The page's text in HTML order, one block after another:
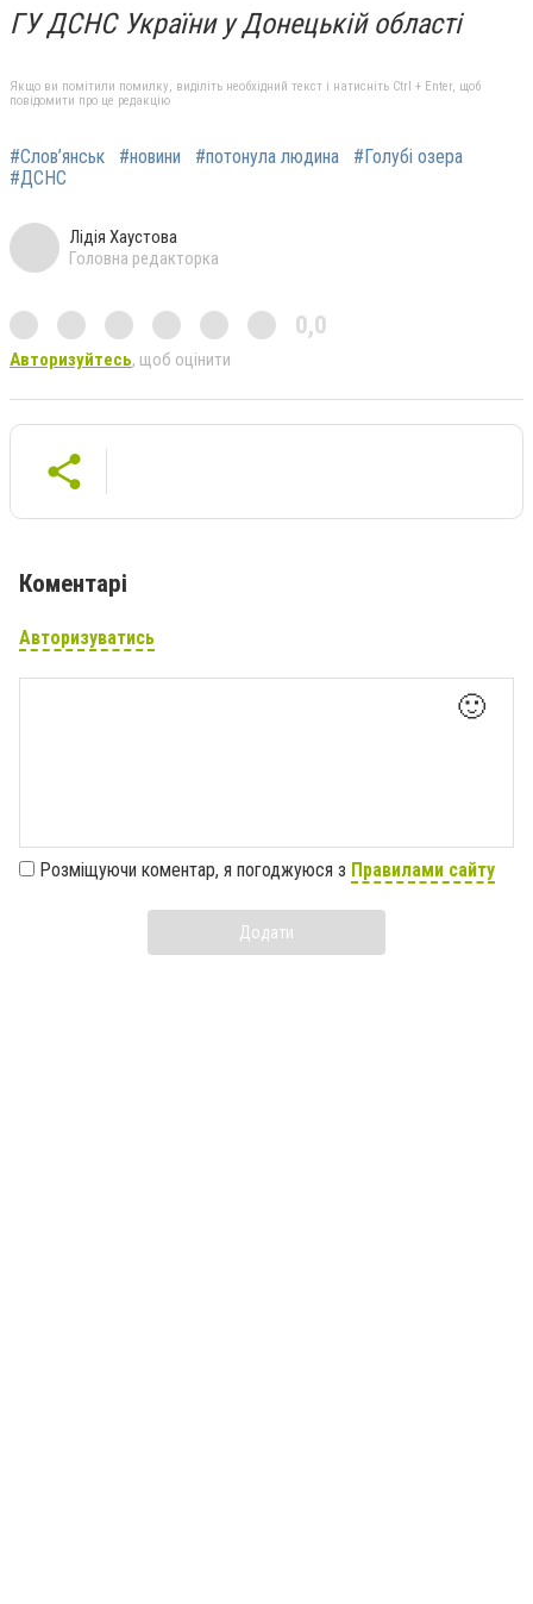
ГУ ДСНС України у Донецькій області
Якщо ви помітили помилку, виділіть необхідний текст і натисніть Ctrl + Enter, щоб
повідомити про це редакцію
#Слов’янськ #новини #потонула людина
#Голубі озера
#ДСНС
Лідія Хаустова
Головна редакторка
0,0
Авторизуйтесь, щоб оцінити
Коментарі
Авторизуватись
🙂
Розміщуючи коментар, я погоджуюся з Правилами сайту
Додати